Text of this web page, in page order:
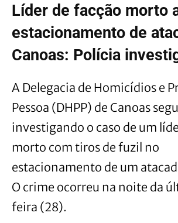
Líder de facção morto
estacionamento de
Canoas: Polícia
A Delegacia de Homicídios e
Pessoa (DHPP) de Canoas
investigando o caso de um
morto com tiros de fuzil no
estacionamento de um
O crime ocorreu na noite da
feira (28).